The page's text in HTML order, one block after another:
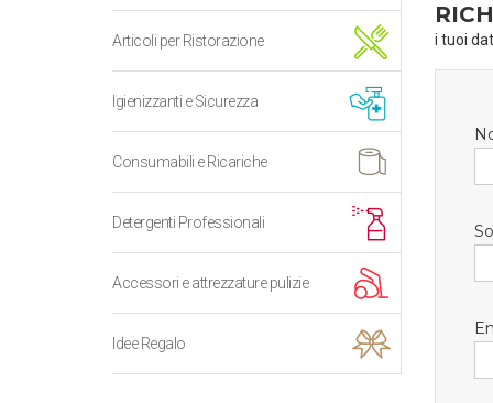
Articoli per Ristorazione
Igienizzanti e Sicurezza
Consumabili e Ricariche
Detergenti Professionali
Accessori e attrezzature pulizie
Idee Regalo
i tuoi